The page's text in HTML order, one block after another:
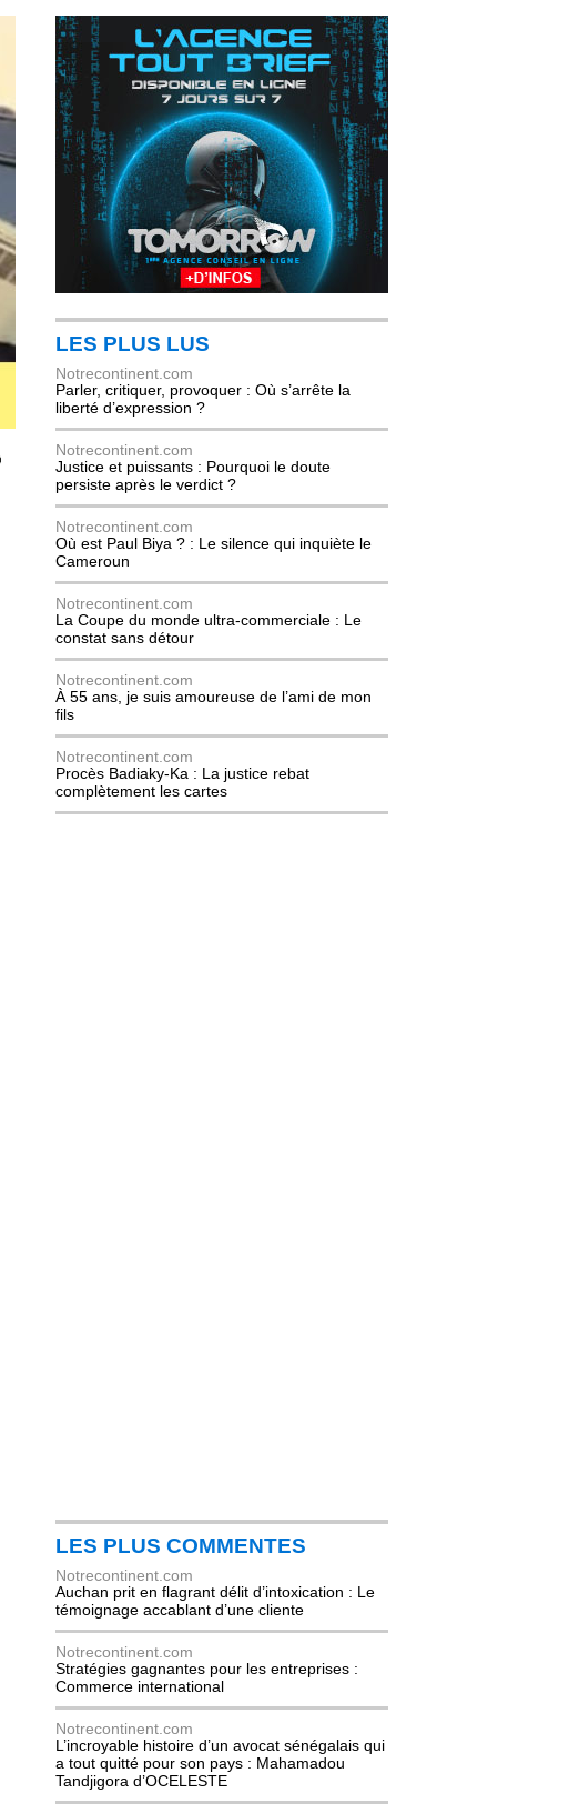
LES PLUS LUS
Notrecontinent.com
Parler, critiquer, provoquer : Où s’arrête la
liberté d’expression ?
Notrecontinent.com
Justice et puissants : Pourquoi le doute
persiste après le verdict ?
Notrecontinent.com
Où est Paul Biya ? : Le silence qui inquiète le
Cameroun
Notrecontinent.com
La Coupe du monde ultra-commerciale : Le
constat sans détour
Notrecontinent.com
À 55 ans, je suis amoureuse de l’ami de mon
fils
Notrecontinent.com
Procès Badiaky-Ka : La justice rebat
complètement les cartes
LES PLUS COMMENTES
Notrecontinent.com
Auchan prit en flagrant délit d’intoxication : Le
témoignage accablant d’une cliente
Notrecontinent.com
Stratégies gagnantes pour les entreprises :
Commerce international
Notrecontinent.com
L’incroyable histoire d’un avocat sénégalais qui
a tout quitté pour son pays : Mahamadou
Tandjigora d’OCELESTE